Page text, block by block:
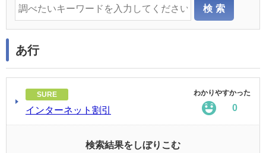
あ行
SURE
インターネット割引
わかりやすかった
0
検索結果をしぼりこむ